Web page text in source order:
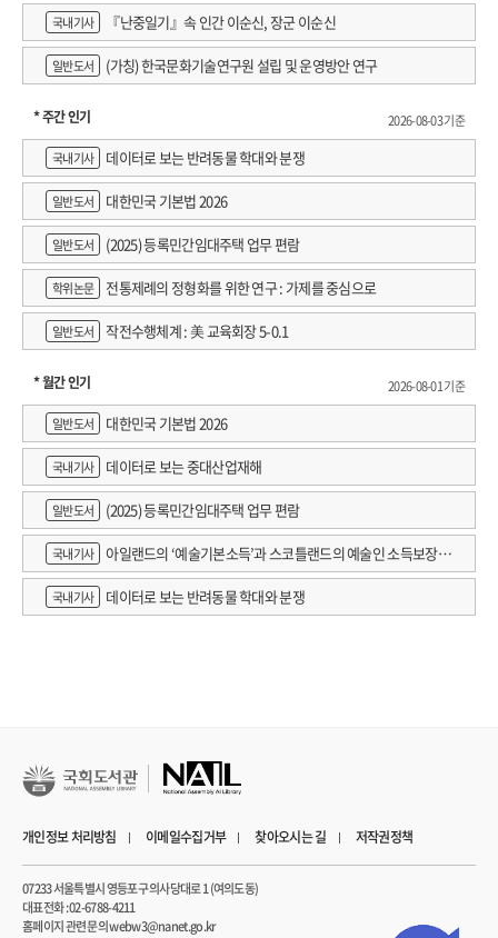
국내기사 『난중일기』속 인간 이순신, 장군 이순신
일반도서 (가칭) 한국문화기술연구원 설립 및 운영방안 연구
* 주간 인기
2026-08-03 기준
국내기사
데이터로 보는 반려동물 학대와 분쟁
일반도서 대한민국 기본법 2026
일반도서 (2025) 등록민간임대주택 업무 편람
학위논문 전통제례의 정형화를 위한 연구 : 가제를 중심으로
일반도서 작전수행체계 : 美 교육회장 5-0.1
* 월간 인기
2026-08-01 기준
일반도서
대한민국 기본법 2026
국내기사 데이터로 보는 중대산업재해
일반도서 (2025) 등록민간임대주택 업무 편람
국내기사
아일랜드의 ‘예술기본소득’과 스코틀랜드의 예술인 소득보장정
책 논의
국내기사 데이터로 보는 반려동물 학대와 분쟁
개인정보 처리방침 이메일수집거부 찾아오시는 길 저작권정책
07233 서울특별시 영등포구 의사당대로 1 (여의도동)
대표전화 : 02-6788-4211
홈페이지 관련 문의 webw3@nanet.go.kr